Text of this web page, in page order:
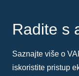
Radite s
Saznajte više o
iskoristite pristup